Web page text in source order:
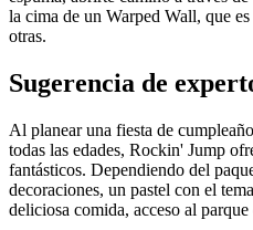
la cima de un Warped Wall, que
otras.
Sugerencia de
Al planear una fiesta de
todas las edades, Rockin' Jump
fantásticos. Dependiendo del
decoraciones, un pastel con el
deliciosa comida, acceso al